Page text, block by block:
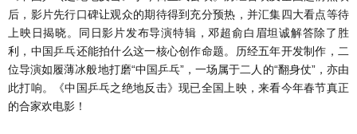
后，影片先行口碑让观众的期待得到充分预热，并汇集四大看点等待
上映日揭晓。同日影片发布导演特辑，邓超俞白眉坦诚解答除了胜
利，中国乒乓还能拍什么这一核心创作命题。历经五年开发制作，二
位导演如履薄冰般地打磨“中国乒乓”，一场属于二人的“翻身仗”，亦由
此打响。《中国乒乓之绝地反击》现已全国上映，来看今年春节真正
的合家欢电影！